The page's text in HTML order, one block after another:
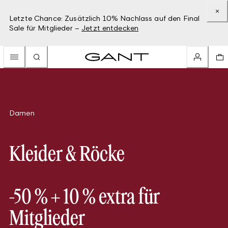
Letzte Chance: Zusätzlich 10% Nachlass auf den Final
Sale für Mitglieder – Jetzt entdecken
Damen
Kleider & Röcke
-50 % + 10 % extra für
Mitglieder